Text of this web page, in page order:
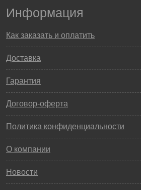
Информация
Как заказать и оплатить
Доставка
Гарантия
Договор-оферта
Политика конфиденциальности
О компании
Новости